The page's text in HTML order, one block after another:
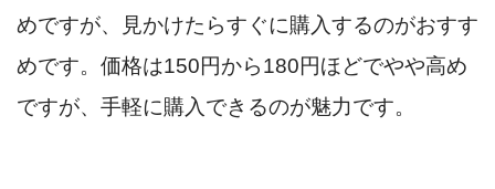
めですが、見かけたらすぐに購入するのがおすす
めです。価格は150円から180円ほどでやや高め
ですが、手軽に購入できるのが魅力です。